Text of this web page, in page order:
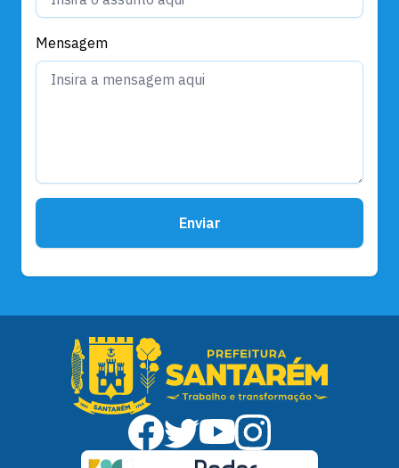
Mensagem
Enviar